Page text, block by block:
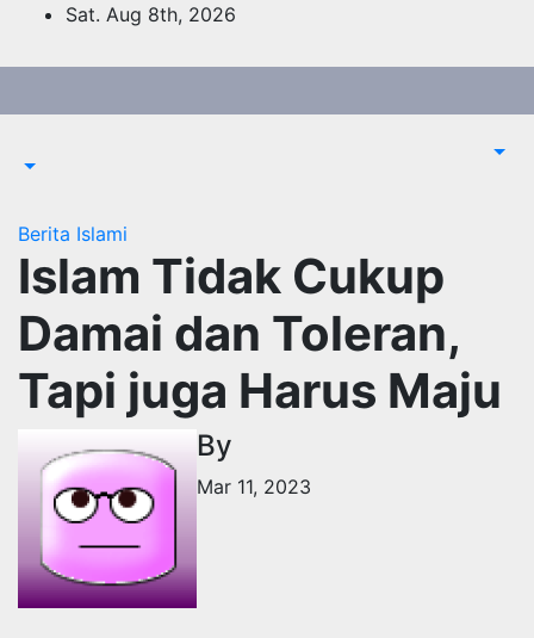
content
Sat. Aug 8th, 2026
Berita Islami
Islam Tidak Cukup
Damai dan Toleran,
Tapi juga Harus Maju
By
Mar 11, 2023